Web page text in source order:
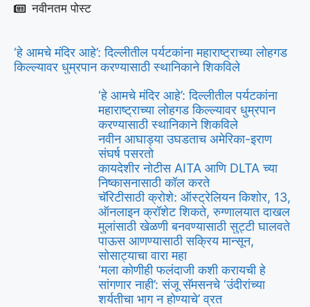
नवीनतम पोस्ट
‘हे आमचे मंदिर आहे’: दिल्लीतील पर्यटकांना महाराष्ट्राच्या लोहगड
किल्ल्यावर धुम्रपान करण्यासाठी स्थानिकाने शिकविले
‘हे आमचे मंदिर आहे’: दिल्लीतील पर्यटकांना
महाराष्ट्राच्या लोहगड किल्ल्यावर धुम्रपान
करण्यासाठी स्थानिकाने शिकविले
नवीन आघाड्या उघडताच अमेरिका-इराण
संघर्ष पसरतो
कायदेशीर नोटीस AITA आणि DLTA च्या
निष्कासनासाठी कॉल करते
चॅरिटीसाठी क्रोशे: ऑस्ट्रेलियन किशोर, 13,
ऑनलाइन क्रॉशेट शिकते, रुग्णालयात दाखल
मुलांसाठी खेळणी बनवण्यासाठी सुट्टी घालवते
पाऊस आणण्यासाठी सक्रिय मान्सून,
सोसाट्याचा वारा महा
‘मला कोणीही फलंदाजी कशी करायची हे
सांगणार नाही’: संजू सॅमसनचे ‘उंदीरांच्या
शर्यतीचा भाग न होण्याचे’ व्रत